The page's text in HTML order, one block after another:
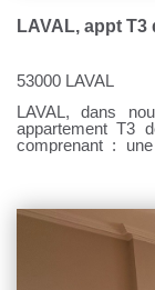
LAVAL, appt T3
53000 LAVAL
LAVAL, dans
appartement T3
comprenant :
local à vélo
605 € Provisions sur charges : 60 € Honoraires à la charges du
locataire : 605 €
notre site,
nous transmettre